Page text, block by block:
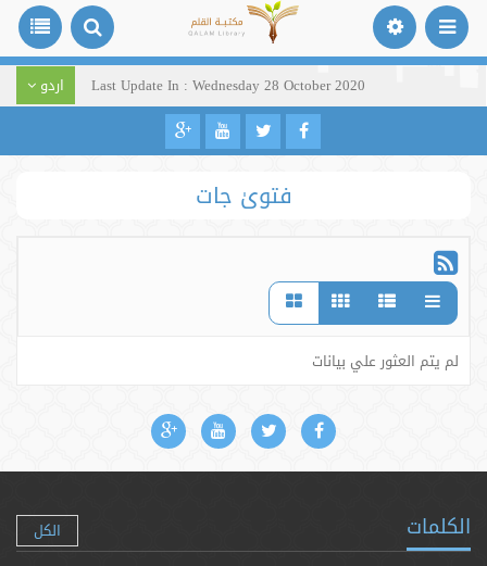
Last Update In : Wednesday 28 October 2020 اردو
فتویٰ جات
لم يتم العثور علي بيانات
الكلمات الكل